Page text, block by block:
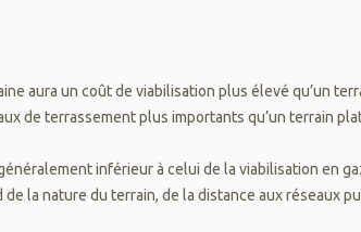
aura un coût de viabilisation plus élevé qu’un
de terrassement plus importants qu’un terrain
inférieur à celui de la viabilisation en
la nature du terrain, de la distance aux réseaux